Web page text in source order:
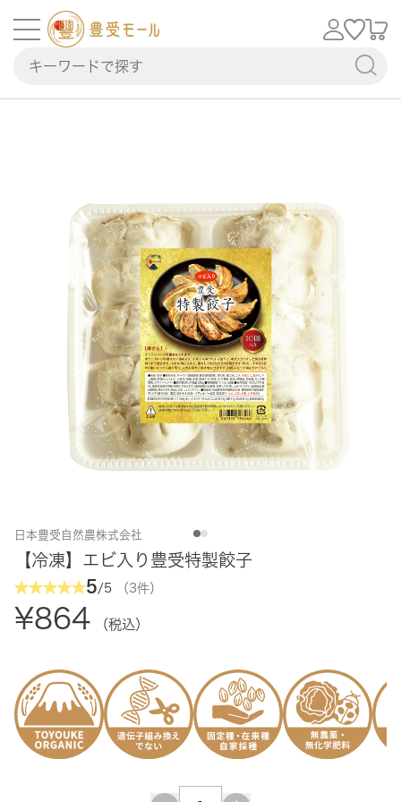
日本豊受自然農株式会社
【冷凍】エビ入り豊受特製餃子
5/5 （3件）
¥864 （税込）